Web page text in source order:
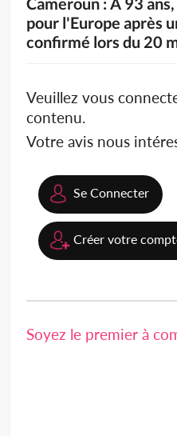
pour l'Europe après
confirmé lors du 20
Veuillez vous
contenu.
Votre avis nous
Se Connecter
Créer votre
Soyez le premier à